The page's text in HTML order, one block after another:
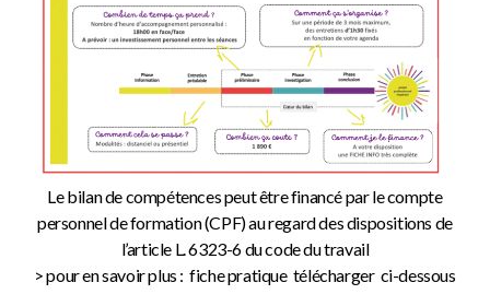
Le bilan de compétences peut être financé par le compte
personnel de formation (CPF) au regard des dispositions de
l’article L. 6323-6 du code du travail
> pour en savoir plus : fiche pratique télécharger ci-dessous